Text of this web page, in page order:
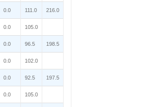
0.0 111.0 216.0
0.0 105.0
0.0 96.5 198.5
0.0 102.0
0.0 92.5 197.5
0.0 105.0